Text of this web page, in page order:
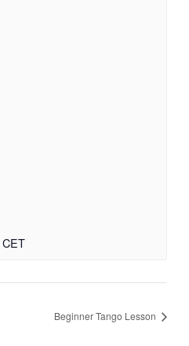
CET
Beginner Tango Lesson